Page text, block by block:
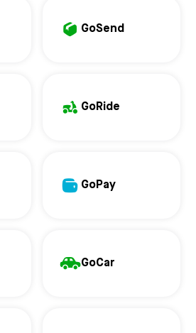
GoSend
GoRide
GoPay
GoCar